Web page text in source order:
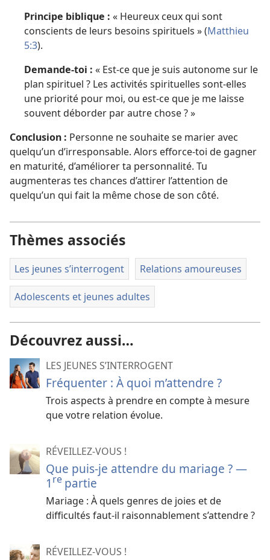
Principe biblique : « Heureux ceux qui sont
conscients de leurs besoins spirituels » (Matthieu
5:3).
Demande-toi : « Est-ce que je suis autonome sur le
plan spirituel ? Les activités spirituelles sont-elles
une priorité pour moi, ou est-ce que je me laisse
souvent déborder par autre chose ? »
Conclusion : Personne ne souhaite se marier avec
quelqu’un d’irresponsable. Alors efforce-toi de gagner
en maturité, d’améliorer ta personnalité. Tu
augmenteras tes chances d’attirer l’attention de
quelqu’un qui fait la même chose de son côté.
Thèmes associés
Les jeunes s’interrogent Relations amoureuses
Adolescents et jeunes adultes
Découvrez aussi…
LES JEUNES S’INTERROGENT
Fréquenter : À quoi m’attendre ?
Trois aspects à prendre en compte à mesure
que votre relation évolue.
RÉVEILLEZ-VOUS !
Que puis-je attendre du mariage ? —
1re partie
Mariage : À quels genres de joies et de
difficultés faut-il raisonnablement s’attendre ?
RÉVEILLEZ-VOUS !